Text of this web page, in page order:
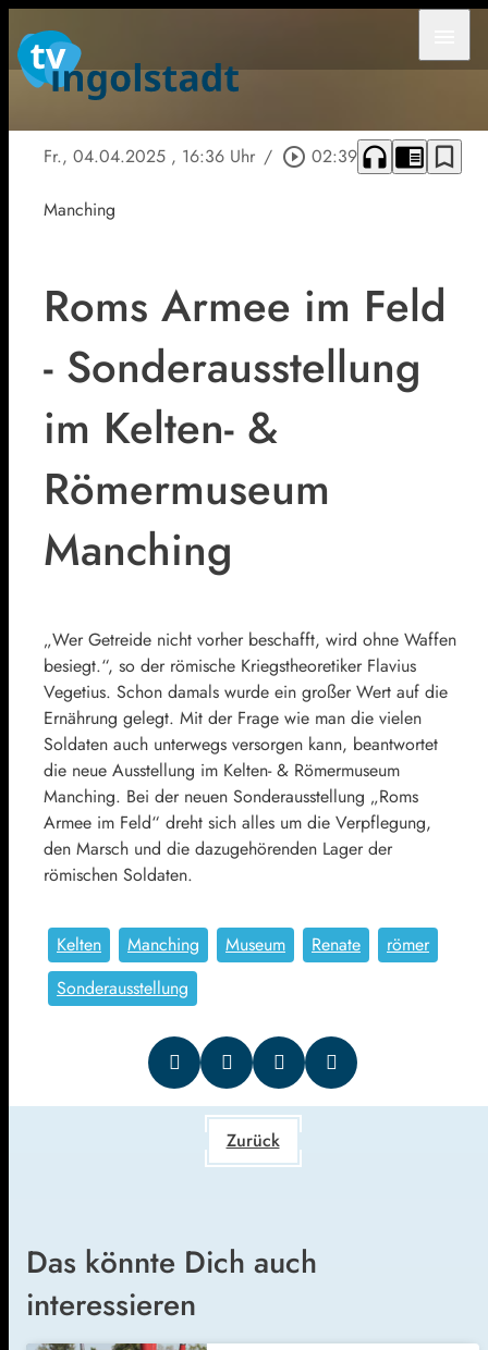
Fr., 04.04.2025 , 16:36 Uhr / play_circle_outline 02:39 headphones chrome_reader_mode bookmark_border
Manching
Roms Armee im Feld
- Sonderausstellung
im Kelten- &
Römermuseum
Manching
„Wer Getreide nicht vorher beschafft, wird ohne Waffen
besiegt.“, so der römische Kriegstheoretiker Flavius
Vegetius. Schon damals wurde ein großer Wert auf die
Ernährung gelegt. Mit der Frage wie man die vielen
Soldaten auch unterwegs versorgen kann, beantwortet
die neue Ausstellung im Kelten- & Römermuseum
Manching. Bei der neuen Sonderausstellung „Roms
Armee im Feld“ dreht sich alles um die Verpflegung,
den Marsch und die dazugehörenden Lager der
römischen Soldaten.
Kelten Manching Museum Renate
römer
Sonderausstellung
Zurück
Das könnte Dich auch
interessieren